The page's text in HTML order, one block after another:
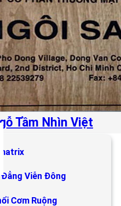
Tầm Nhìn Việt
Viễn Đông
Cơm Ruộng